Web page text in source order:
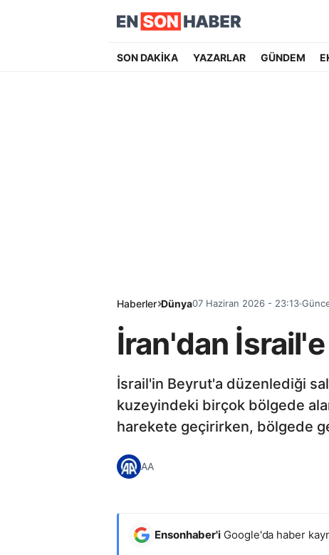
SON DAKİKA YAZARLAR GÜNDEM
Haberler Dünya07 Haziran 2026 - 23:13
İran'dan İsrail'e
İsrail'in Beyrut'a düzenlediği
kuzeyindeki birçok bölgede
harekete geçirirken, bölgede
AA
Ensonhaber'i Google'da haber